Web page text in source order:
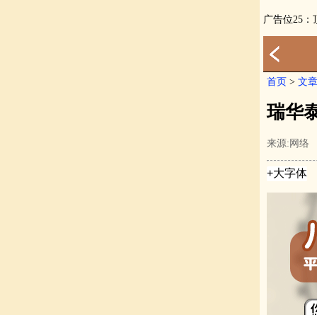
广告位25：
首页 > 文
瑞华
来源:网络